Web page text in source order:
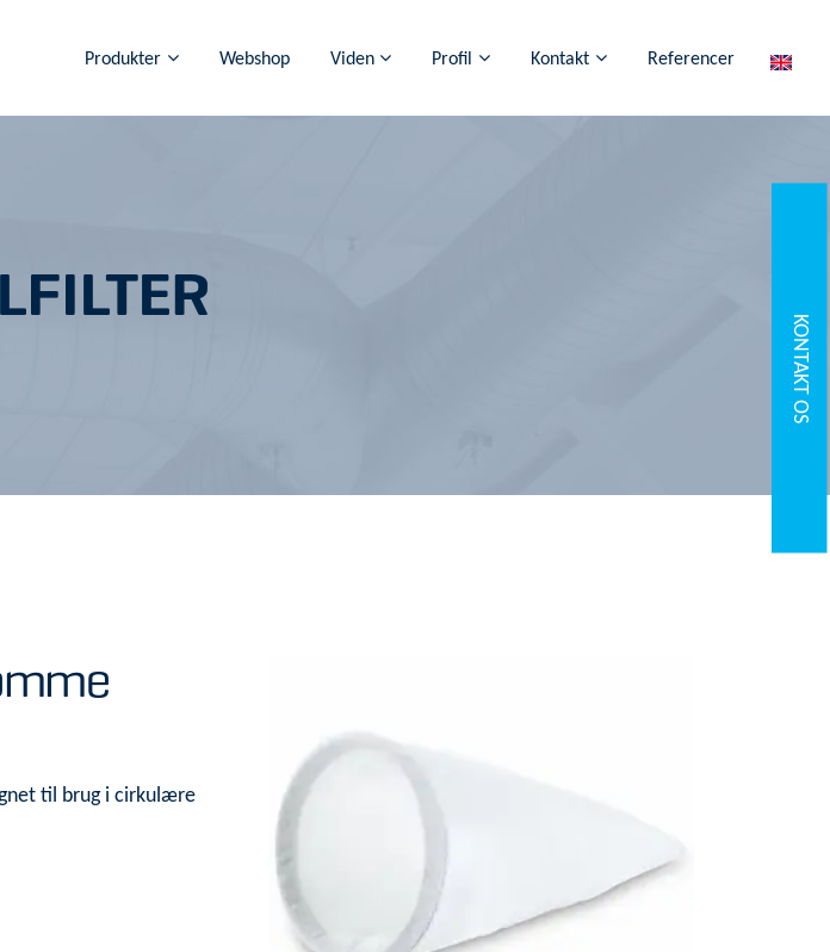
Produkter Webshop Viden Profil Kontakt Referencer
til brug i cirkulære
KONTAKT OS